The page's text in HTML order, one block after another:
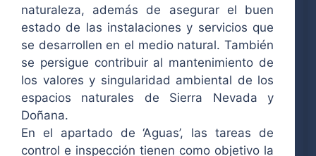
naturaleza, además de asegurar el buen
estado de las instalaciones y servicios que
se desarrollen en el medio natural. También
se persigue contribuir al mantenimiento de
los valores y singularidad ambiental de los
espacios naturales de Sierra Nevada y
Doñana.
En el apartado de ‘Aguas’, las tareas de
control e inspección tienen como objetivo la